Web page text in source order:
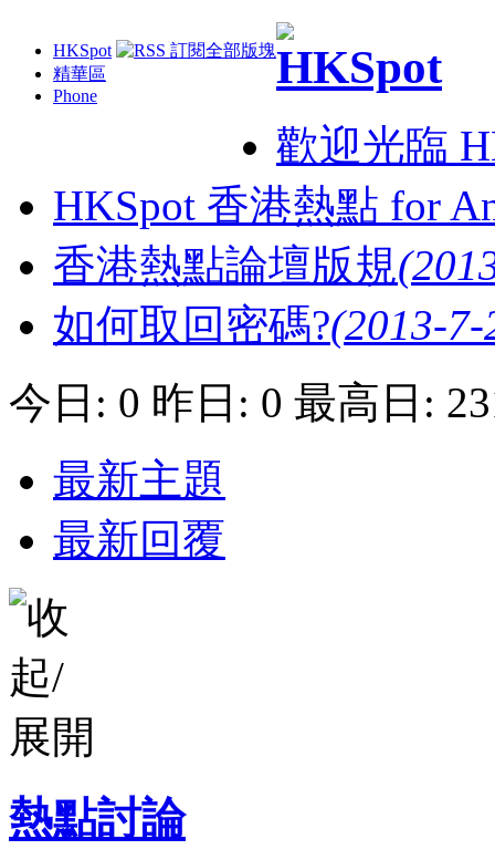
HKSpot
精華區
Phone
歡迎光臨
HKSpot 香港熱點 for
香港熱點論壇版規
如何取回密碼?(2013-7-
今日: 0 昨日: 0 最高日:
最新主題
最新回覆
熱點討論